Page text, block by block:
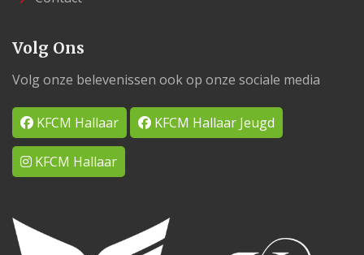
Volg Ons
Volg onze belevenissen ook op onze sociale media
KFCM Hallaar KFCM Hallaar Jeugd
KFCM Hallaar